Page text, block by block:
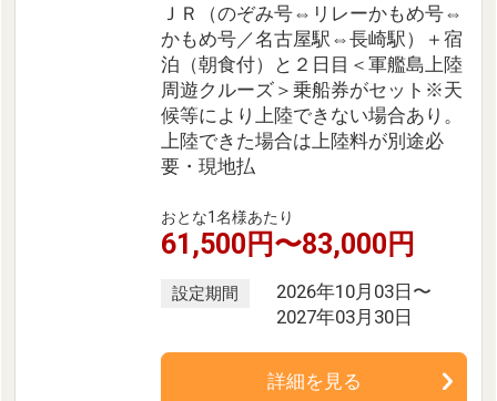
ＪＲ（のぞみ号⇔リレーかもめ号⇔
かもめ号／名古屋駅⇔長崎駅）＋宿
泊（朝食付）と２日目＜軍艦島上陸
周遊クルーズ＞乗船券がセット※天
候等により上陸できない場合あり。
上陸できた場合は上陸料が別途必
要・現地払
おとな1名様あたり
61,500円〜83,000円
設定期間
2026年10月03日〜
2027年03月30日
詳細を見る